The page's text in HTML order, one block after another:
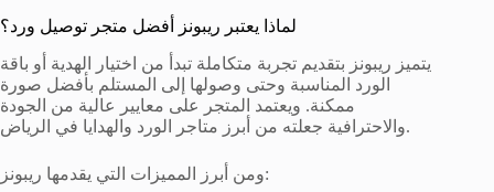
لماذا يعتبر ريبونز أفضل متجر توصيل ورد؟
يتميز ريبونز بتقديم تجربة متكاملة تبدأ من اختيار الهدية أو باقة
الورد المناسبة وحتى وصولها إلى المستلم بأفضل صورة
ممكنة. ويعتمد المتجر على معايير عالية من الجودة
والاحترافية جعلته من أبرز متاجر الورد والهدايا في الرياض.
ومن أبرز المميزات التي يقدمها ريبونز: